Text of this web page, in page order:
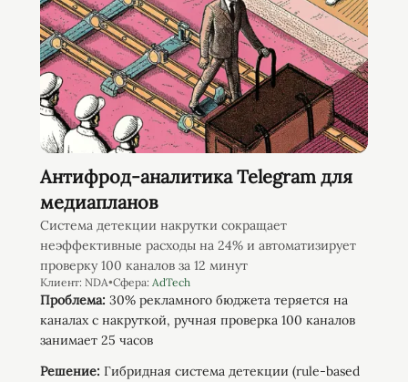
Антифрод-аналитика Telegram для
медиапланов
Система детекции накрутки сокращает
неэффективные расходы на 24% и автоматизирует
проверку 100 каналов за 12 минут
Клиент: NDA•Сфера: AdTech
Проблема: 30% рекламного бюджета теряется на
каналах с накруткой, ручная проверка 100 каналов
занимает 25 часов
Решение: Гибридная система детекции (rule-based